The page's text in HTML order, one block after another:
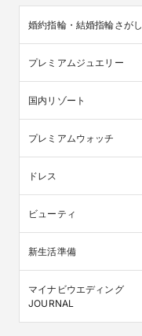
婚約指輪・結婚指輪さがし
プレミアムジュエリー
国内リゾート
プレミアムウォッチ
ドレス
ビューティ
新生活準備
マイナビウエディング
JOURNAL